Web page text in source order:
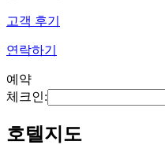
고객 후기
연락하기
예약
체크인:
호텔지도